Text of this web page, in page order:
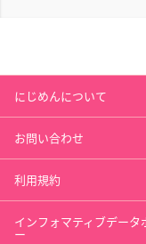
にじめんについて
お問い合わせ
利用規約
インフォマティブデータ
ー